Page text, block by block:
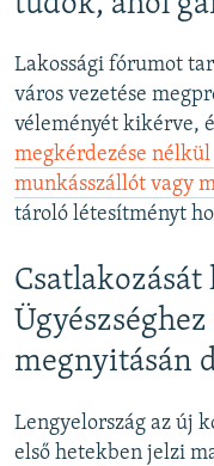
Lakossági fórumot
város vezetése
véleményét kikérve,
megkérdezése
munkásszállót vagy
tároló létesítményt
megnyitásán
Lengyelország az új
első hetekben jelzi